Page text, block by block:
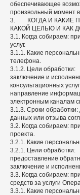
обеспечивающее
произвольный момент
3. КОГДА И КАКИЕ
КАКОЙ ЦЕЛЬЮ И КАК
3.1. Когда собираем:
услуг.
3.1.1. Какие
телефона.
3.1.2. Цели обработки:
заключение и
консультационных
направление
электронным каналам
3.1.3. Сроки
данных или отзыва
3.2. Когда собираем:
проекта.
3.2.1. Какие
3.2.1. Цели обработки:
предоставление
заключение и
3.3. Когда собираем:
средств за услуги
3.3.1. Какие